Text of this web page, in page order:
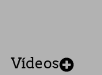
Vídeos